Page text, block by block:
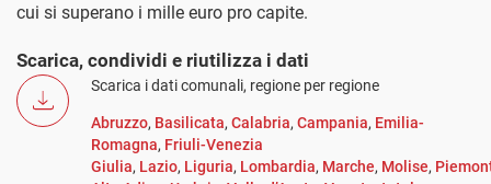
cui si superano i mille euro pro capite.
Scarica, condividi e riutilizza i dati
Scarica i dati comunali, regione per regione
Abruzzo, Basilicata, Calabria, Campania, Emilia-
Romagna, Friuli-Venezia
Giulia, Lazio, Liguria, Lombardia, Marche, Molise,